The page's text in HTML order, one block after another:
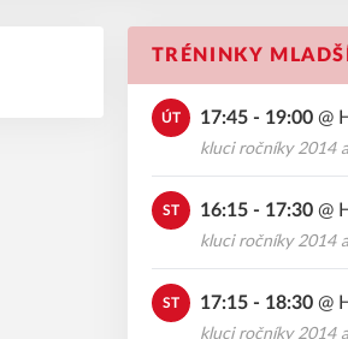
TRÉNINKY
ÚT 17:45 - 19:00@
kluci ročníky 2014
ST 16:15 - 17:30@
kluci ročníky 2014
ST 17:15 - 18:30@
kluci ročníky 2014